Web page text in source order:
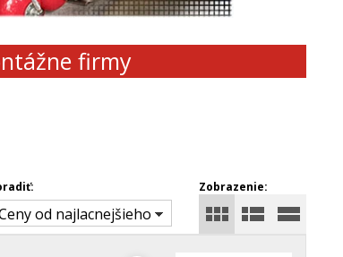
firmy
Zobrazenie:
od najlacnejšieho